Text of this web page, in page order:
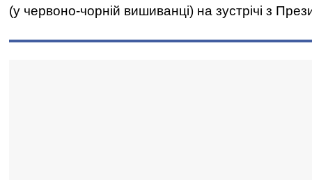
(у червоно-чорній вишиванці) на зустрічі з